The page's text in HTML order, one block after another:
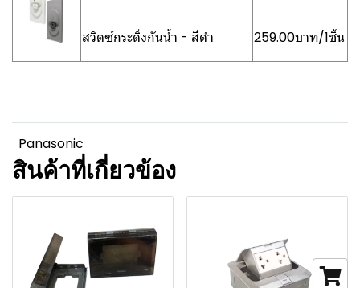
สวิตซ์กระดิ่งกันน้ำ - สีดำ 259.00บาท/1ชิ้น
Panasonic
สินค้าที่เกี่ยวข้อง